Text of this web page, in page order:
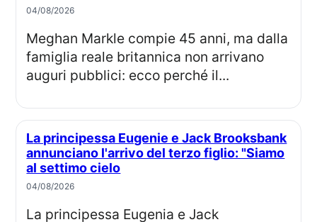
04/08/2026
Meghan Markle compie 45 anni, ma dalla
famiglia reale britannica non arrivano
auguri pubblici: ecco perché il...
La principessa Eugenie e Jack Brooksbank
annunciano l'arrivo del terzo figlio: "Siamo
al settimo cielo
04/08/2026
La principessa Eugenia e Jack